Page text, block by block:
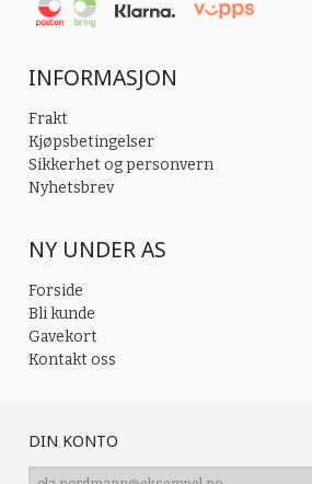
INFORMASJON
Frakt
Kjøpsbetingelser
Sikkerhet og personvern
Nyhetsbrev
NY UNDER AS
Forside
Bli kunde
Gavekort
Kontakt oss
DIN KONTO